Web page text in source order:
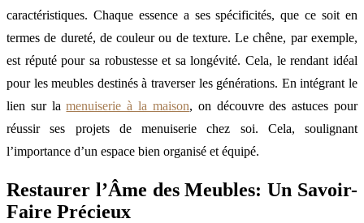
caractéristiques. Chaque essence a ses spécificités, que ce soit en
termes de dureté, de couleur ou de texture. Le chêne, par exemple,
est réputé pour sa robustesse et sa longévité. Cela, le rendant idéal
pour les meubles destinés à traverser les générations. En intégrant le
lien sur lamenuiserie à la maison, on découvre des astuces pour
réussir ses projets de menuiserie chez soi. Cela, soulignant
l’importance d’un espace bien organisé et équipé.
Restaurer l’Âme des Meubles: Un Savoir-
Faire Précieux